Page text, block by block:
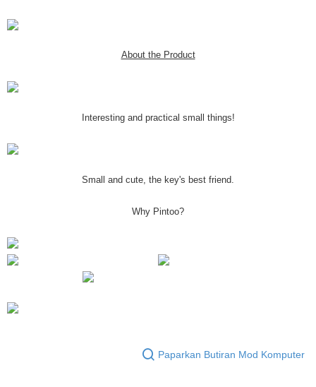
About the Product
Interesting and practical small things!
Small and cute, the key's best friend.
Why Pintoo?
Paparkan Butiran Mod Komputer